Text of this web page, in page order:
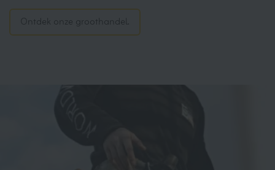
Ontdek onze groothandel.